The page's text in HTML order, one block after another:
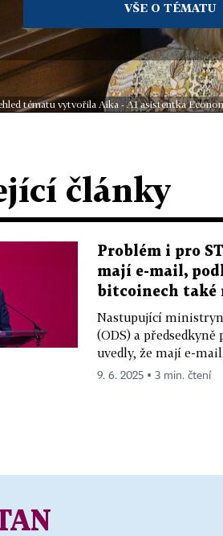
VŠE O TÉMATU
tématu vytvořila Aika - AI asistentka
články
Problém i pro
mají e-mail,
bitcoinech také
Nastupující
(ODS) a
uvedly, že mají e-
9. 6. 2025 ▪ 3 min. čtení